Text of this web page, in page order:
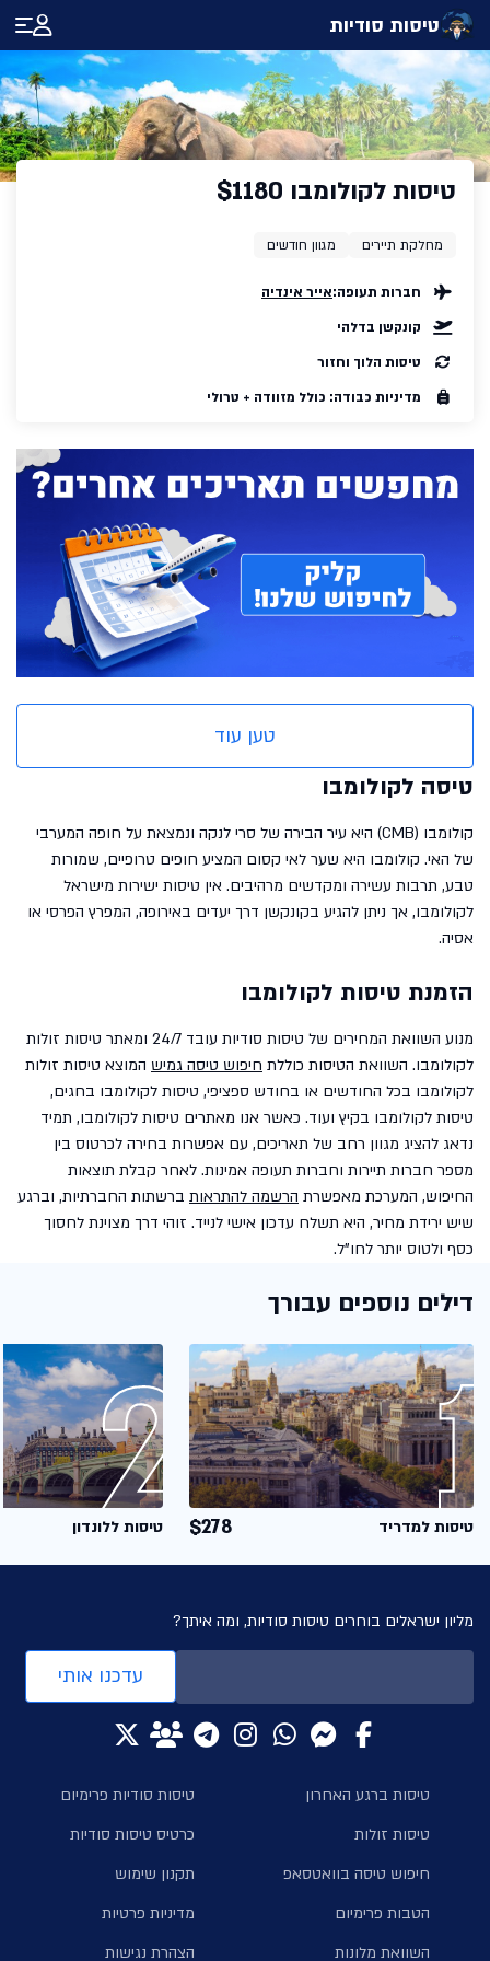
טיסות סודיות
טיסות לקולומבו $1180
מחלקת תיירים מגוון חודשים
חברות תעופה:אייר אינדיה
קונקשן בדלהי
טיסות הלוך וחזור
מדיניות כבודה: כולל מזוודה + טרולי
טען עוד
טיסה לקולומבו
קולומבו (CMB) היא עיר הבירה של סרי לנקה ונמצאת על חופה המערבי
של האי. קולומבו היא שער לאי קסום המציע חופים טרופיים, שמורות
טבע, תרבות עשירה ומקדשים מרהיבים. אין טיסות ישירות מישראל
לקולומבו, אך ניתן להגיע בקונקשן דרך יעדים באירופה, המפרץ הפרסי או
אסיה.
הזמנת טיסות לקולומבו
מנוע השוואת המחירים של טיסות סודיות עובד 24/7 ומאתר טיסות זולות
לקולומבו. השוואת הטיסות כוללת חיפוש טיסה גמיש המוצא טיסות זולות
לקולומבו בכל החודשים או בחודש ספציפי, טיסות לקולומבו בחגים,
טיסות לקולומבו בקיץ ועוד. כאשר אנו מאתרים טיסות לקולומבו, תמיד
נדאג להציג מגוון רחב של תאריכים, עם אפשרות בחירה לכרטוס בין
מספר חברות תיירות וחברות תעופה אמינות. לאחר קבלת תוצאות
החיפוש, המערכת מאפשרת הרשמה להתראות ברשתות החברתיות, וברגע
שיש ירידת מחיר, היא תשלח עדכון אישי לנייד. זוהי דרך מצוינת לחסוך
כסף ולטוס יותר לחו"ל.
דילים נוספים עבורך
טיסות למדריד $278 טיסות ללונדון
טיסות ברגע האחרון
טיסות זולות
חיפוש טיסה בוואטסאפ
הטבות פרימיום
השוואת מלונות
טיסות סודיות פרימיום
כרטיס טיסות סודיות
תקנון שימוש
מדיניות פרטיות
הצהרת נגישות
מליון ישראלים בוחרים טיסות סודיות, ומה איתך?
עדכנו אותי